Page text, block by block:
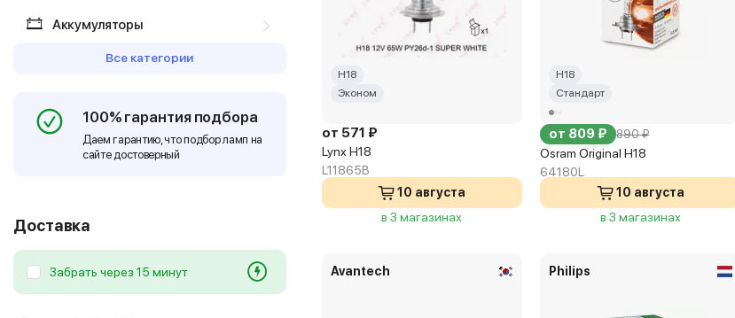
Аккумуляторы
Все категории
100% гарантия подбора
Даем гарантию, что подбор ламп на
сайте достоверный
Доставка
Забрать через 15 минут
H18
Эконом
от 571 ₽
Lynx H18
L11865B
10 августа
в 3 магазинах
H18
Стандарт
от 809 ₽ 890 ₽
Osram Original H18
64180L
10 августа
в 3 магазинах
Avantech Philips